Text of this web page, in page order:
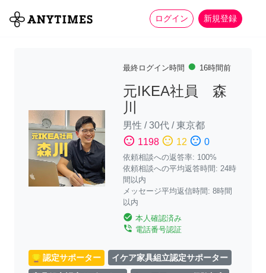
ログイン 新規登録
全て 家事 more_horiz
最終ログイン時間 fiber_manual_record 16時間前
元IKEA社員 森
川
男性 /30代 /東京都
sentiment_satisfied 1198 sentiment_neutral 12 sentiment_dissatisfied 0
依頼相談への返答率: 100%
依頼相談への平均返答時間: 24時
間以内
メッセージ平均返信時間: 8時間
以内
check_circle 本人確認済み
phone_in_talk 電話番号認証
認定サポーター イケア家具組立認定サポーター